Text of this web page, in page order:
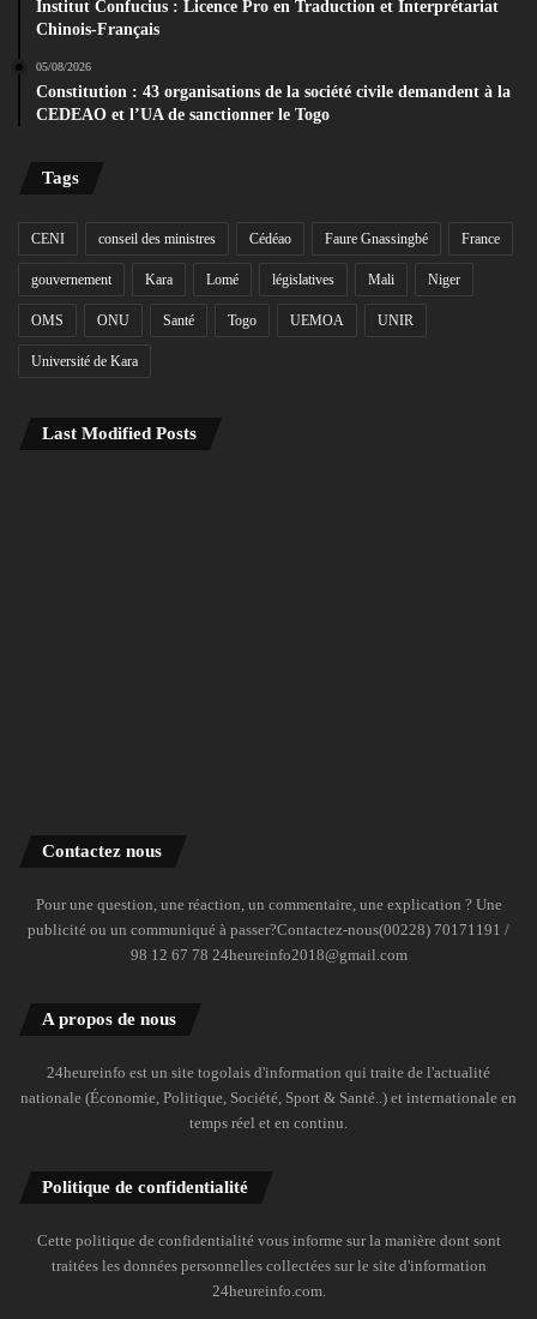
Institut Confucius : Licence Pro en Traduction et Interprétariat
Chinois-Français
05/08/2026
Constitution : 43 organisations de la société civile demandent à la
CEDEAO et l’UA de sanctionner le Togo
Tags
CENI conseil des ministres Cédéao Faure Gnassingbé France
gouvernement Kara Lomé législatives Mali Niger
OMS ONU Santé Togo UEMOA UNIR
Université de Kara
Last Modified Posts
Contactez nous
Pour une question, une réaction, un commentaire, une explication ? Une
publicité ou un communiqué à passer?Contactez-nous(00228) 70171191 /
98 12 67 78 24heureinfo2018@gmail.com
A propos de nous
24heureinfo est un site togolais d'information qui traite de l'actualité
nationale (Économie, Politique, Société, Sport & Santé..) et internationale en
temps réel et en continu.
Politique de confidentialité
Cette politique de confidentialité vous informe sur la manière dont sont
traitées les données personnelles collectées sur le site d'information
24heureinfo.com.